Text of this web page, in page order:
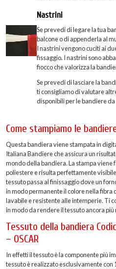
Nastrini
Se prevedi di legare la tua
balcone o di appenderla al
I nastrini vengono cuciti ai
fissaggio. I nastrini sono
fiocco che valorizza la
Se prevedi di lasciare la
ti consigliamo di valutare
disponibili per le bandiere da
Come stampiamo le
Questa bandiera viene stampata in
Italiana Bandiere che assicura un
mondo della bandiera. La stampa viene
poliestere e risulta perfettamente
tessuto passa al finissaggio dove un
in modo permanente il colore nella fibra
lavabile e resistente alle intemperie. Ti
in modo da rendere il tessuto ancora
Tessuto della bandiera
– OSCAR
In effetti il tessuto è la componente più
tessuto è realizzato esclusivamente con